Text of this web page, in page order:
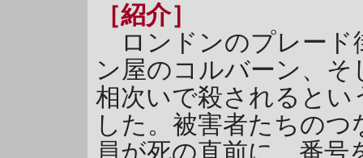
［紹介］
ロンドンのプレード
ン屋のコルバーン、
相次いで殺されるとい
した。被害者たちの
員が死の直前に、番